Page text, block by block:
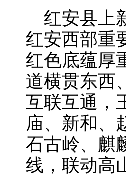
红安县上
红安西部重
红色底蕴厚
道横贯东西
互联互通，
庙、新和、
石古岭、麒
线，联动高